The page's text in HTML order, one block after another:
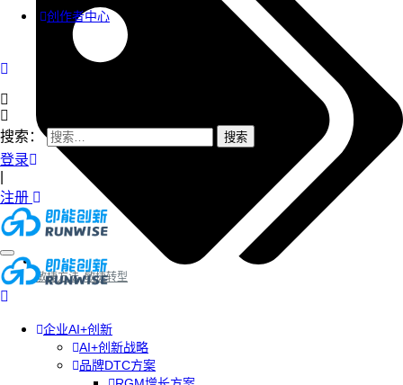
创作者中心
搜索：
登录
注册
企业AI+创新
AI+创新战略
品牌DTC方案
敏捷方法,敏捷转型